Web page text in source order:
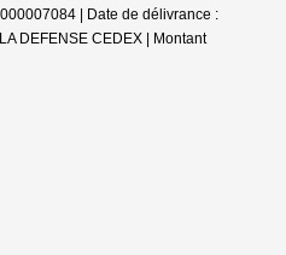
| Date de délivrance :
DEFENSE CEDEX | Montant